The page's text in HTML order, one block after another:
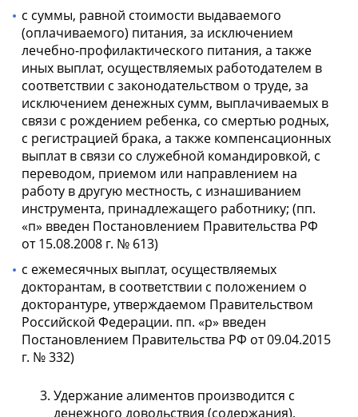
с суммы, равной стоимости выдаваемого
(оплачиваемого) питания, за исключением
лечебно-профилактического питания, а также
иных выплат, осуществляемых работодателем в
соответствии с законодательством о труде, за
исключением денежных сумм, выплачиваемых в
связи с рождением ребенка, со смертью родных,
с регистрацией брака, а также компенсационных
выплат в связи со служебной командировкой, с
переводом, приемом или направлением на
работу в другую местность, с изнашиванием
инструмента, принадлежащего работнику; (пп.
«п» введен Постановлением Правительства РФ
от 15.08.2008 г. № 613)
с ежемесячных выплат, осуществляемых
докторантам, в соответствии с положением о
докторантуре, утверждаемом Правительством
Российской Федерации. пп. «р» введен
Постановлением Правительства РФ от 09.04.2015
г. № 332)
Удержание алиментов производится с
денежного довольствия (содержания),